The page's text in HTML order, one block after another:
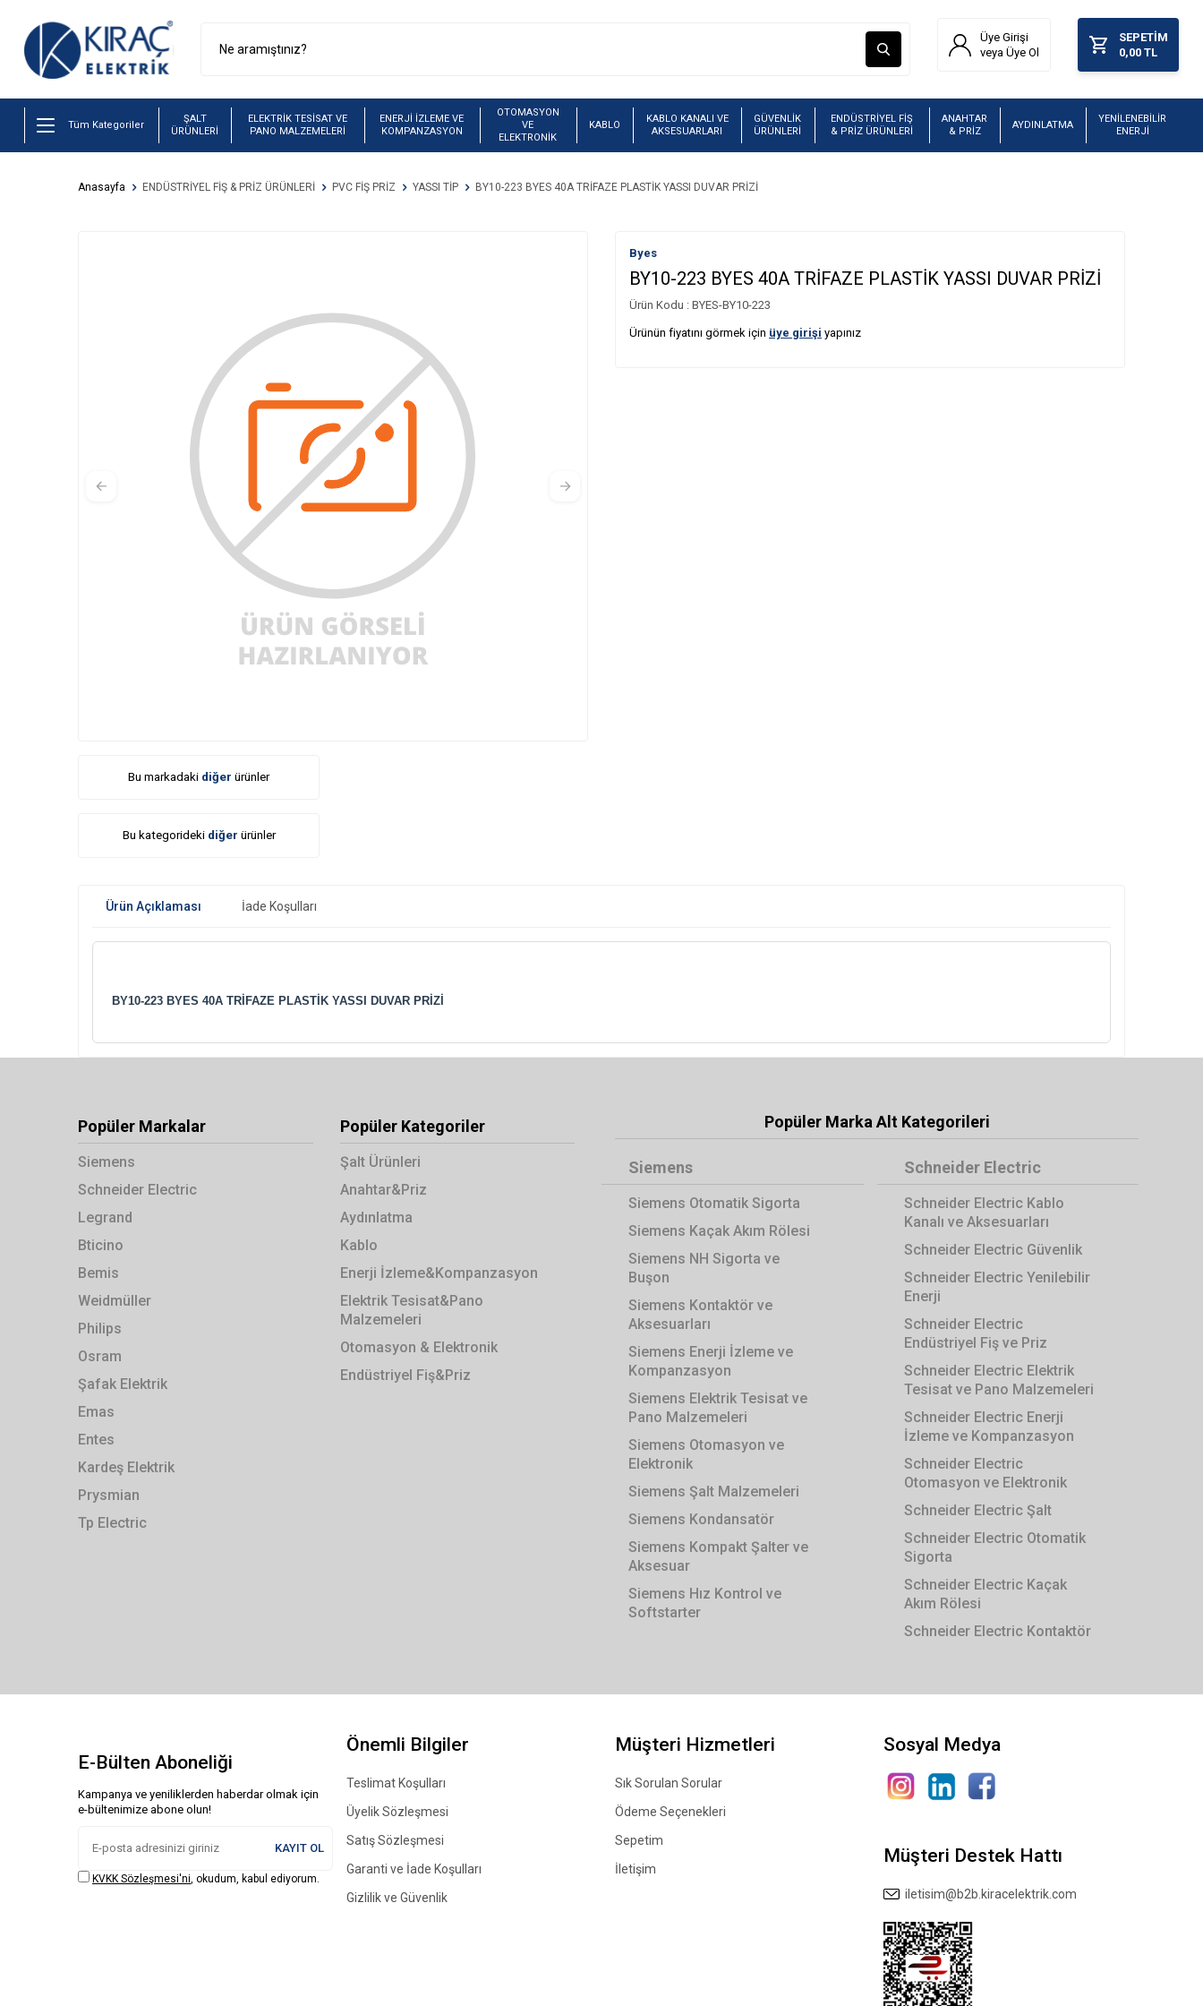
Üye Girişi
veya Üye Ol
SEPETIM
0,00 TL
Tüm Kategoriler
ŞALT
ÜRÜNLERİ
ELEKTRİK TESİSAT VE
PANO MALZEMELERİ
ENERJİ İZLEME VE
KOMPANZASYON
OTOMASYON
VE
ELEKTRONİK
KABLO
KABLO KANALI VE
AKSESUARLARI
GÜVENLİK
ÜRÜNLERİ
ENDÜSTRİYEL FİŞ
& PRİZ ÜRÜNLERİ
ANAHTAR
& PRİZ
AYDINLATMA
YENİLENEBİLİR
ENERJİ
Anasayfa ENDÜSTRİYEL FİŞ & PRİZ ÜRÜNLERİ PVC FİŞ PRİZ YASSI TİP BY10-223 BYES 40A TRİFAZE PLASTİK YASSI DUVAR PRİZİ
Bu markadaki diğer ürünler
Bu kategorideki diğer ürünler
Byes
BY10-223 BYES 40A TRİFAZE PLASTİK YASSI DUVAR PRİZİ
Ürün Kodu : BYES-BY10-223
Ürünün fiyatını görmek için üye girişi yapınız
Ürün Açıklaması İade Koşulları
BY10-223 BYES 40A TRİFAZE PLASTİK YASSI DUVAR PRİZİ
Popüler Markalar
Siemens
Schneider Electric
Legrand
Bticino
Bemis
Weidmüller
Philips
Osram
Şafak Elektrik
Emas
Entes
Kardeş Elektrik
Prysmian
Tp Electric
Popüler Kategoriler
Şalt Ürünleri
Anahtar&Priz
Aydınlatma
Kablo
Enerji İzleme&Kompanzasyon
Elektrik Tesisat&Pano
Malzemeleri
Otomasyon & Elektronik
Endüstriyel Fiş&Priz
Popüler Marka Alt Kategorileri
Siemens
Siemens Otomatik Sigorta
Siemens Kaçak Akım Rölesi
Siemens NH Sigorta ve
Buşon
Siemens Kontaktör ve
Aksesuarları
Siemens Enerji İzleme ve
Kompanzasyon
Siemens Elektrik Tesisat ve
Pano Malzemeleri
Siemens Otomasyon ve
Elektronik
Siemens Şalt Malzemeleri
Siemens Kondansatör
Siemens Kompakt Şalter ve
Aksesuar
Siemens Hız Kontrol ve
Softstarter
Schneider Electric
Schneider Electric Kablo
Kanalı ve Aksesuarları
Schneider Electric Güvenlik
Schneider Electric Yenilebilir
Enerji
Schneider Electric
Endüstriyel Fiş ve Priz
Schneider Electric Elektrik
Tesisat ve Pano Malzemeleri
Schneider Electric Enerji
İzleme ve Kompanzasyon
Schneider Electric
Otomasyon ve Elektronik
Schneider Electric Şalt
Schneider Electric Otomatik
Sigorta
Schneider Electric Kaçak
Akım Rölesi
Schneider Electric Kontaktör
E-Bülten Aboneliği
Kampanya ve yeniliklerden haberdar olmak için
e-bültenimize abone olun!
KAYIT OL
KVKK Sözleşmesi'ni , okudum, kabul ediyorum.
Önemli Bilgiler
Teslimat Koşulları
Üyelik Sözleşmesi
Satış Sözleşmesi
Garanti ve İade Koşulları
Gizlilik ve Güvenlik
Müşteri Hizmetleri
Sık Sorulan Sorular
Ödeme Seçenekleri
Sepetim
İletişim
Sosyal Medya
Müşteri Destek Hattı
iletisim@b2b.kiracelektrik.com